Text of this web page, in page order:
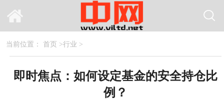
当前位置： 首页 >行业 >
即时焦点：如何设定基金的安全持仓比
例？